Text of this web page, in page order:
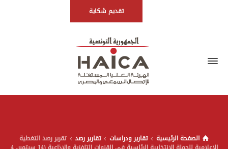
تقديم شكاية
الصفحة الرئيسية تقارير ودراسات تقارير رصد
تقرير رصد التغطية